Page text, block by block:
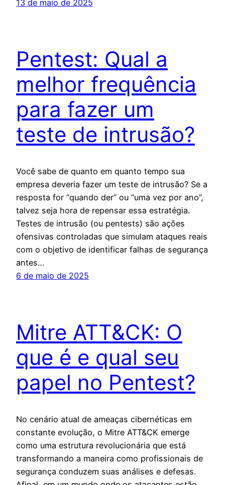
13 de maio de 2025
Pentest: Qual a
melhor frequência
para fazer um
teste de intrusão?
Você sabe de quanto em quanto tempo sua
empresa deveria fazer um teste de intrusão? Se a
resposta for “quando der” ou “uma vez por ano”,
talvez seja hora de repensar essa estratégia.
Testes de intrusão (ou pentests) são ações
ofensivas controladas que simulam ataques reais
com o objetivo de identificar falhas de segurança
antes…
6 de maio de 2025
Mitre ATT&CK: O
que é e qual seu
papel no Pentest?
No cenário atual de ameaças cibernéticas em
constante evolução, o Mitre ATT&CK emerge
como uma estrutura revolucionária que está
transformando a maneira como profissionais de
segurança conduzem suas análises e defesas.